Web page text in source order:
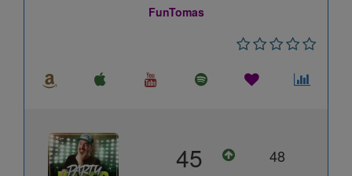
FunTomas
45 48